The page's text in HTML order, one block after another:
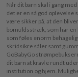
Når dit barn skal i gang
det er en så god oplevelse
være sikker på, at den
bomuldsstræk, som har en
som føles enorm
skridsikre såler samt
GoBabyGo
dit barn at kravle rundt
institution og hjem.